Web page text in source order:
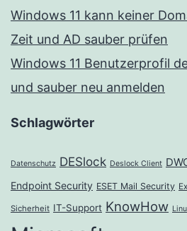
Windows 11 kann keiner
Zeit und AD sauber prüfen
Windows 11 Benutzerprofil
und sauber neu anmelden
Schlagwörter
Datenschutz DESlock Deslock Client
Endpoint Security ESET Mail Security
Sicherheit IT-Support KnowHow